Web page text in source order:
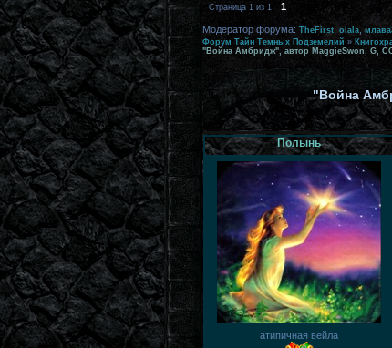
Страница 1 из 1 1
Модератор форума: TheFirst , olala ,
Форум Тайн Темных Подземелий »
"Война Амбридж", автор MaggieSwon, G,
"Война
Полынь
атипичная вейла